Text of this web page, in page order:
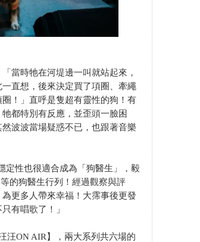
當時牠在河堤邊一叫就站起來，
直想，後來決定買了項圈、牽繩
！」直呼是隻超有靈性的狗！有
都特別有反應，並歪頭一臉困
波波當場疑惑不已，也跟著音樂
定性也很適合成為「狗醫生」，毅
的狗醫生行列！經過觀察與評
更多人帶來幸福！大霈事後更發
有唱歌了！」
汪ON AIR】，兩大系列共六場的